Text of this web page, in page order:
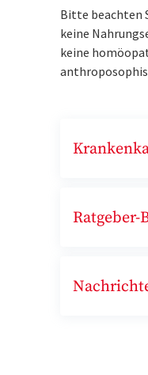
Bitte beachten
keine
keine
Ratgeber-